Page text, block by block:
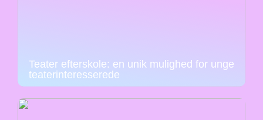
Teater efterskole: en unik mulighed for unge
teaterinteresserede